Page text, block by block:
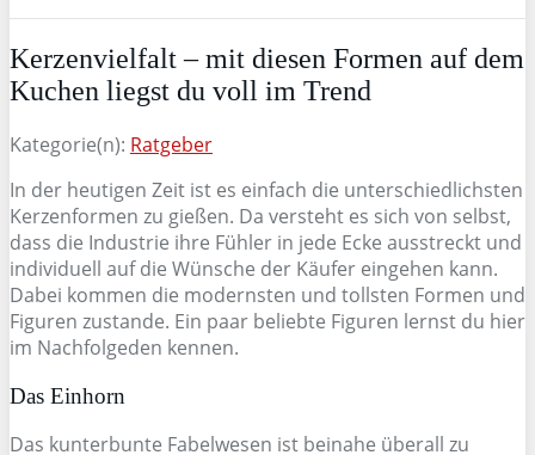
Kerzenvielfalt – mit diesen Formen auf dem
Kuchen liegst du voll im Trend
Kategorie(n): Ratgeber
In der heutigen Zeit ist es einfach die unterschiedlichsten
Kerzenformen zu gießen. Da versteht es sich von selbst,
dass die Industrie ihre Fühler in jede Ecke ausstreckt und
individuell auf die Wünsche der Käufer eingehen kann.
Dabei kommen die modernsten und tollsten Formen und
Figuren zustande. Ein paar beliebte Figuren lernst du hier
im Nachfolgeden kennen.
Das Einhorn
Das kunterbunte Fabelwesen ist beinahe überall zu